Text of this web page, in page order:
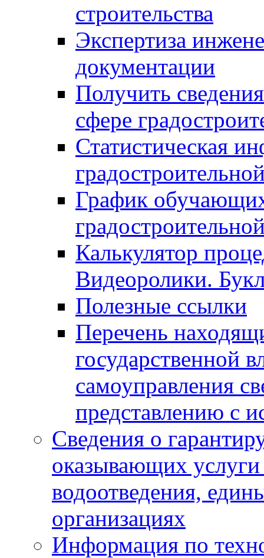
строительства
Экспертиза
документации
Получить
сфере
Статистическая
График
Калькулятор
Видеоролики.
Полезные ссылки
Перечень
государственной
самоуправления
представлению с
Сведения о
оказывающих
водоотведения,
организациях
Информация по